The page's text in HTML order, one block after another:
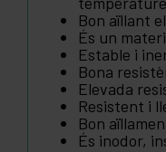
Bon aïllant
És un
Estable i
Bona
Elevada
Resistent i
Bon
És inodor,